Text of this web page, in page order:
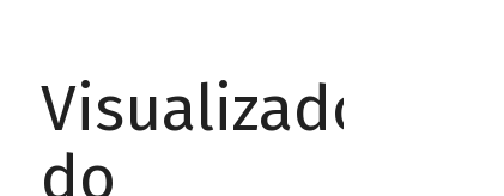
Visualizador
do